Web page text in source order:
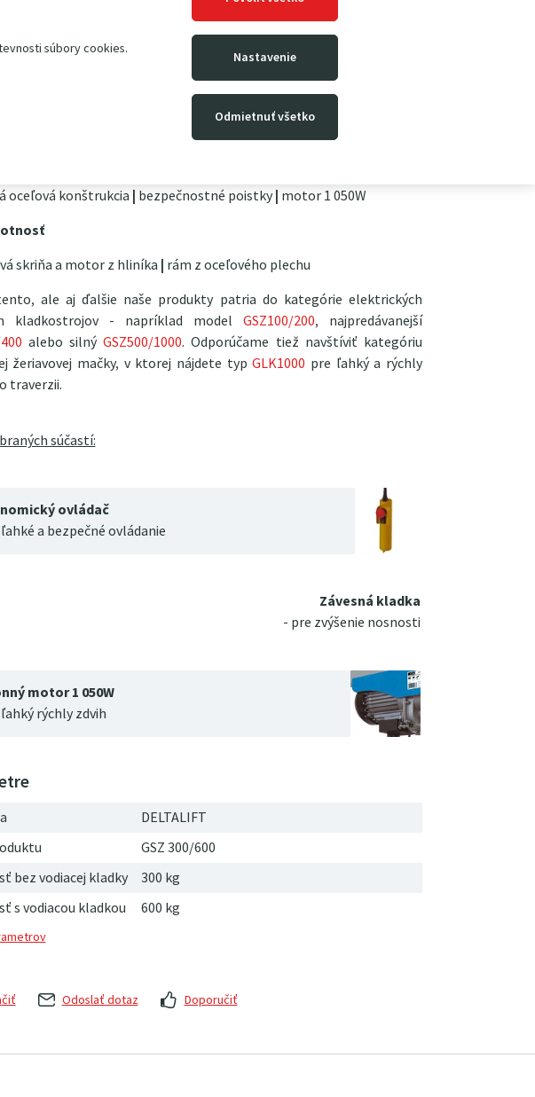
súbory cookies.
Nastavenie
Odmietnuť všetko
oceľová konštrukcia | bezpečnostné poistky| motor 1 050W
skriňa a motor z hliníka | rám z oceľového plechu
ale aj ďalšie naše produkty patria do kategórie elektrických
kladkostrojov - napríklad model GSZ100/200, najpredávanejší
alebo silnýGSZ500/1000. Odporúčame tiež navštíviť kategóriu
žeriavovej mačky, v ktorej nájdete typGLK1000 pre ľahký a rýchly
traverzii.
súčastí:
ovládač
a bezpečné ovládanie
Závesná kladka
- pre zvýšenie nosnosti
motor 1 050W
rýchly zdvih
DELTALIFT
GSZ 300/600
bez vodiacej kladky
300 kg
s vodiacou kladkou
600 kg
Odoslať dotaz Doporučiť